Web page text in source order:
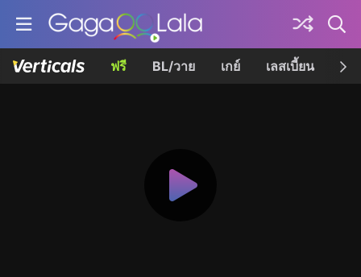
ฟรี BL/วาย เกย์ เลสเบี้ยน เค